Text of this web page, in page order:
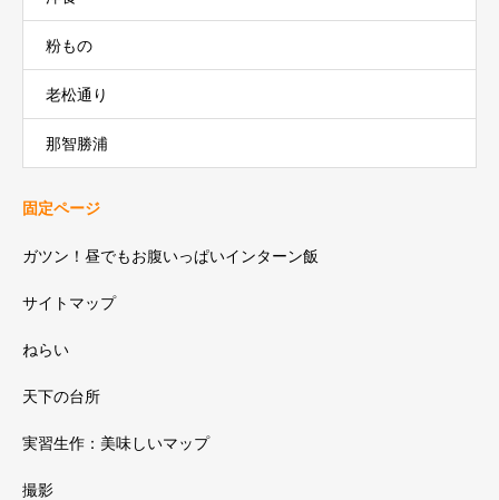
粉もの
老松通り
那智勝浦
固定ページ
ガツン！昼でもお腹いっぱいインターン飯
サイトマップ
ねらい
天下の台所
実習生作：美味しいマップ
撮影